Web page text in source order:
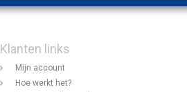
Klanten links
Mijn account
Hoe werkt het?